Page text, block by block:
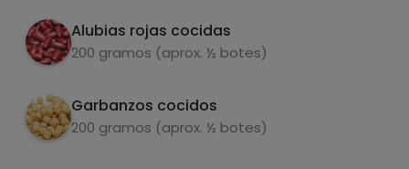
Alubias rojas cocidas
200 gramos (aprox. ½ botes)
Garbanzos cocidos
200 gramos (aprox. ½ botes)
4 Aconsejo anradir algun topping como
aguacate, hummus, queso tierno o verduras
Carbohidratos Proteínas